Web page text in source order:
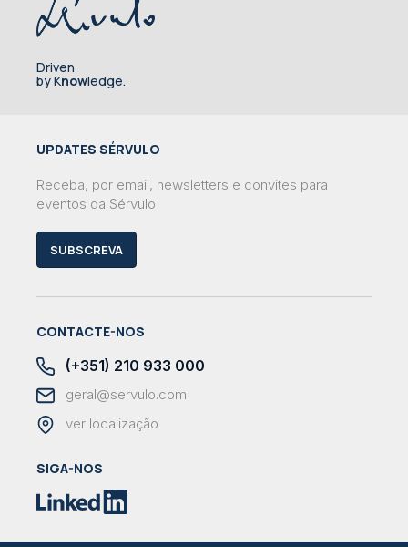
Driven
by Knowledge.
UPDATES SÉRVULO
Receba, por email, newsletters e convites para
eventos da Sérvulo
SUBSCREVA
CONTACTE-NOS
(+351) 210 933 000
geral@servulo.com
ver localização
SIGA-NOS